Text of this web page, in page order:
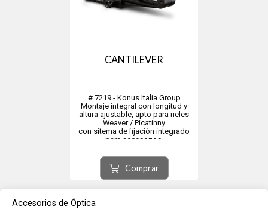
Accesorios de Óptica
CANTILEVER
# 7219 - Konus Italia Group
Montaje integral con longitud y
altura ajustable, apto para rieles
Weaver / Picatinny
con sitema de fijación integrado
para accesorios.
se pueden agregar o quitar para
cambiar el diámetro interno de una
pulgada a 30mm.
Dos llaves Al...
Comprar